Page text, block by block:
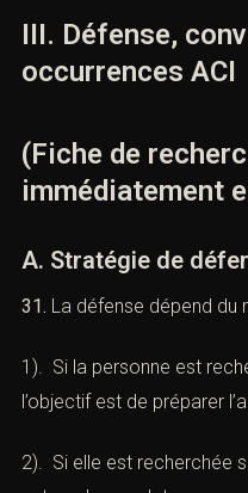
dictées par la panique : “je
connais personne”, “je ne
exploitée. La méthode
déclarative préparée.
III. Défense,
occurrences ACI
(Fiche de
immédiatement
A. Stratégie de